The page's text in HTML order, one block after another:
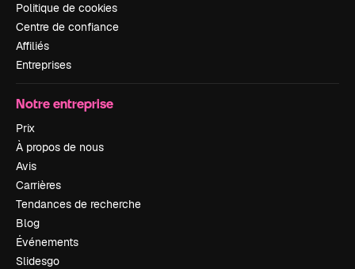
Politique de cookies
Centre de confiance
Affiliés
Entreprises
Notre entreprise
Prix
À propos de nous
Avis
Carrières
Tendances de recherche
Blog
Événements
Slidesgo